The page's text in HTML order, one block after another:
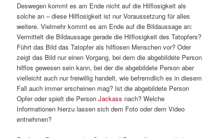
Deswegen kommt es am Ende nicht auf die Hilflosigkeit als
solche an – diese Hilflosigkeit ist nur Voraussetzung für alles
weitere. Vielmehr kommt es am Ende auf die Bildaussage an:
Vermittelt die Bildaussage gerade die Hilflosigkeit des Tatopfers?
Führt das Bild das Tatopfer als hilflosen Menschen vor? Oder
zeigt das Bild nur einen Vorgang, bei dem die abgebildete Person
hilflos gewesen sein kann, bei der die abgebildete Person aber
vielleicht auch nur freiwillig handelt, wie befremdlich es in diesem
Fall auch immer erscheinen mag? Ist die abgebildete Person
Opfer oder spielt die PersonJackass nach? Welche
Informationen hierzu lassen sich dem Foto oder dem Video
entnehmen?